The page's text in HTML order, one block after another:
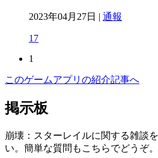
2023年04月27日 | 通報
17
1
このゲームアプリの紹介記事へ
掲示板
崩壊：スターレイルに関する雑談
い。簡単な質問もこちらでどうぞ。